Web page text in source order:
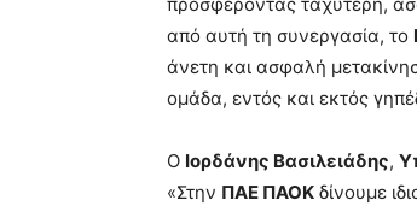
από αυτή τη συνεργασία, το
άνετη και ασφαλή
ομάδα, εντός και εκτός
Ο Ιορδάνης Βασιλειάδης,
«Στην ΠΑΕ ΠΑΟΚ δίνουμε